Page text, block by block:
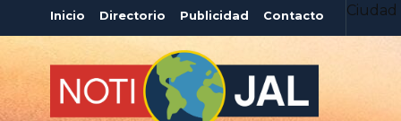
Inicio Directorio Publicidad Contacto Ciudad